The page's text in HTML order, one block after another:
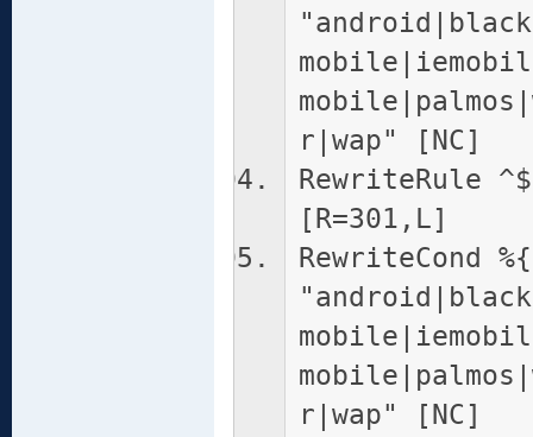
r|wap" [NC]
RewriteRule
[R=301,L]
RewriteCond
r|wap" [NC]